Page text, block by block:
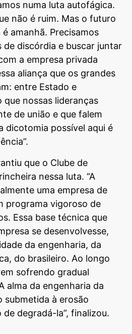
numa luta autofágica.
não é ruim. Mas o futuro
amanhã. Precisamos
de discórdia e buscar juntar
a empresa privada
aliança que os grandes
entre Estado e
que nossas lideranças
de união e que falem
dicotomia possível aqui é
que o Clube de
nessa luta. “A
uma empresa de
programa vigoroso de
Essa base técnica que
se desenvolvesse,
da engenharia, da
do brasileiro. Ao longo
sofrendo gradual
alma da engenharia da
submetida à erosão
degradá-la”, finalizou.